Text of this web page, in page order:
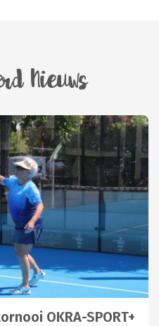
Nieuws
OKRA-SPORT+